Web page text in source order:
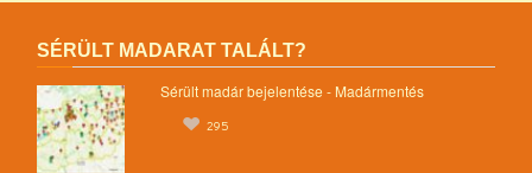
SÉRÜLT MADARAT TALÁLT?
Sérült madár bejelentése - Madármentés
295